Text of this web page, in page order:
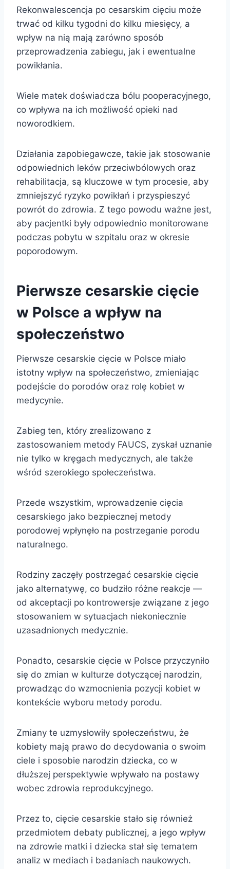
Rekonwalescencja po cesarskim cięciu może
trwać od kilku tygodni do kilku miesięcy, a
wpływ na nią mają zarówno sposób
przeprowadzenia zabiegu, jak i ewentualne
powikłania.
Wiele matek doświadcza bólu pooperacyjnego,
co wpływa na ich możliwość opieki nad
noworodkiem.
Działania zapobiegawcze, takie jak stosowanie
odpowiednich leków przeciwbólowych oraz
rehabilitacja, są kluczowe w tym procesie, aby
zmniejszyć ryzyko powikłań i przyspieszyć
powrót do zdrowia. Z tego powodu ważne jest,
aby pacjentki były odpowiednio monitorowane
podczas pobytu w szpitalu oraz w okresie
poporodowym.
Pierwsze cesarskie cięcie
w Polsce a wpływ na
społeczeństwo
Pierwsze cesarskie cięcie w Polsce miało
istotny wpływ na społeczeństwo, zmieniając
podejście do porodów oraz rolę kobiet w
medycynie.
Zabieg ten, który zrealizowano z
zastosowaniem metody FAUCS, zyskał uznanie
nie tylko w kręgach medycznych, ale także
wśród szerokiego społeczeństwa.
Przede wszystkim, wprowadzenie cięcia
cesarskiego jako bezpiecznej metody
porodowej wpłynęło na postrzeganie porodu
naturalnego.
Rodziny zaczęły postrzegać cesarskie cięcie
jako alternatywę, co budziło różne reakcje —
od akceptacji po kontrowersje związane z jego
stosowaniem w sytuacjach niekoniecznie
uzasadnionych medycznie.
Ponadto, cesarskie cięcie w Polsce przyczyniło
się do zmian w kulturze dotyczącej narodzin,
prowadząc do wzmocnienia pozycji kobiet w
kontekście wyboru metody porodu.
Zmiany te uzmysłowiły społeczeństwu, że
kobiety mają prawo do decydowania o swoim
ciele i sposobie narodzin dziecka, co w
dłuższej perspektywie wpływało na postawy
wobec zdrowia reprodukcyjnego.
Przez to, cięcie cesarskie stało się również
przedmiotem debaty publicznej, a jego wpływ
na zdrowie matki i dziecka stał się tematem
analiz w mediach i badaniach naukowych.